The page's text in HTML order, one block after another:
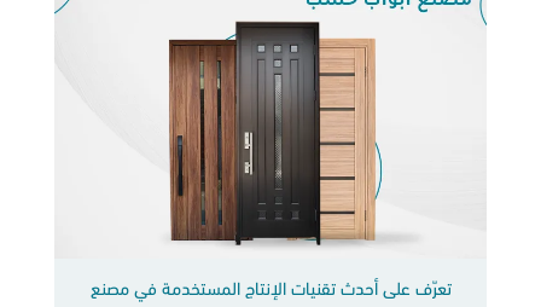
تعرّف على أحدث تقنيات الإنتاج المستخدمة في مصنع